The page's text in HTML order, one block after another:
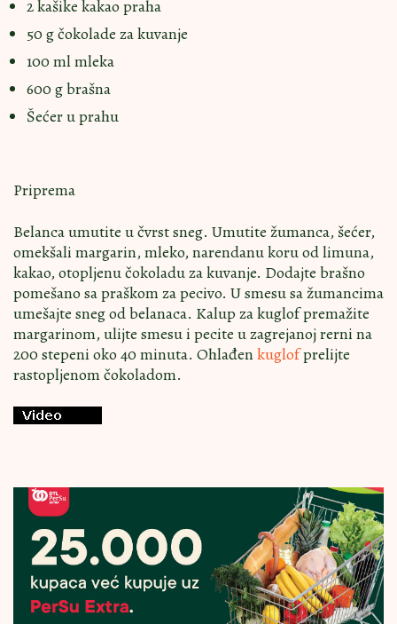
2 kašike kakao praha
50 g čokolade za kuvanje
100 ml mleka
600 g brašna
Šećer u prahu
Priprema
Belanca umutite u čvrst sneg. Umutite žumanca, šećer,
omekšali margarin, mleko, narendanu koru od limuna,
kakao, otopljenu čokoladu za kuvanje. Dodajte brašno
pomešano sa praškom za pecivo. U smesu sa žumancima
umešajte sneg od belanaca. Kalup za kuglof premažite
margarinom, ulijte smesu i pecite u zagrejanoj rerni na
200 stepeni oko 40 minuta. Ohlađenkuglofprelijte
rastopljenom čokoladom.